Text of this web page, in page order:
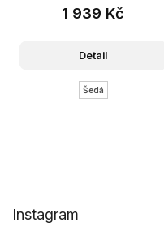
1 939 Kč
Detail
Šedá
Instagram